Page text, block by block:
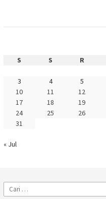
S
S R
3
4 5
10
11 12
17
18 19
24
25 26
31
« Jul
Cari
untuk: